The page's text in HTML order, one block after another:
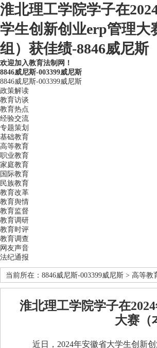
淮北理工学院学子在
学生创新创业erp管理大
组）获佳绩-8846威尼斯
欢迎加入教育法制网！
8846威尼斯-003399威尼斯
8846威尼斯-003399威尼斯
政策解读
教育访谈
教育热点
经验交流
专题策划
基础教育
高等教育
职业教育
家庭教育
国际教育
民族教育
教育改革
教育舆情
教育监督
教育调研
教育时评
教育调查
网友声音
法纪通报
当前所在： 8846威尼斯-003399威尼斯 > 高等教
淮北理工学院学子在
大赛（
近日，2024年安徽省大学生创新创